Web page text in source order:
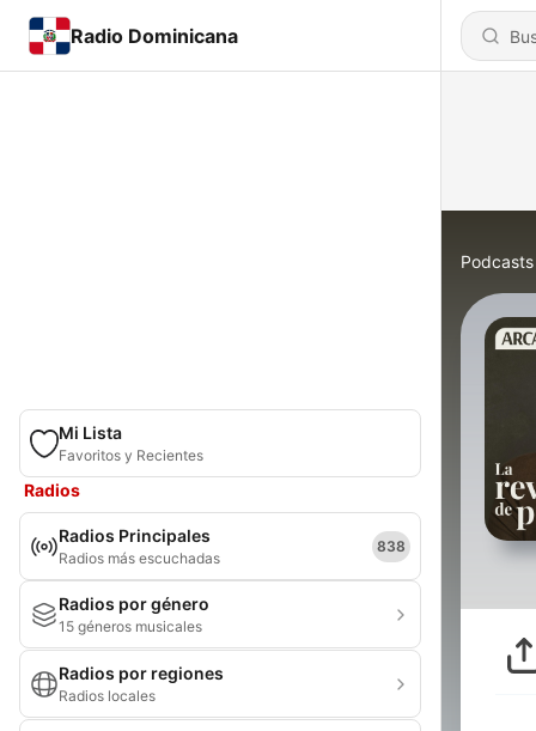
Radio Dominicana
Mi Lista
Favoritos y Recientes
Radios
Radios Principales
Radios más escuchadas
838
Radios por género
15 géneros musicales
Radios por regiones
Radios locales
Podcasts